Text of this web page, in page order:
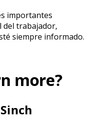
importantes
del trabajador,
siempre informado.
more?